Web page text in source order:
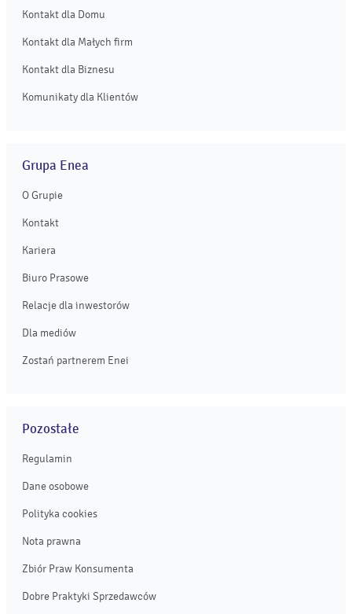
Kontakt dla Domu
Kontakt dla Małych firm
Kontakt dla Biznesu
Komunikaty dla Klientów
Grupa Enea
O Grupie
Kontakt
Kariera
Biuro Prasowe
Relacje dla inwestorów
Dla mediów
Zostań partnerem Enei
Pozostałe
Regulamin
Dane osobowe
Polityka cookies
Nota prawna
Zbiór Praw Konsumenta
Dobre Praktyki Sprzedawców